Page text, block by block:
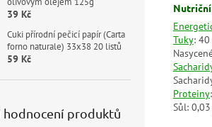
39 Kč
Cuki přírodní pečicí papír (Carta
forno naturale) 33x38 20 listů
59 Kč
hodnocení produktů
Tuky: 40
Proteiny
Sůl: